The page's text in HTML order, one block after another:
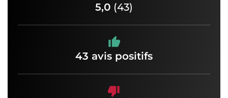
5,0 (43)
43 avis positifs